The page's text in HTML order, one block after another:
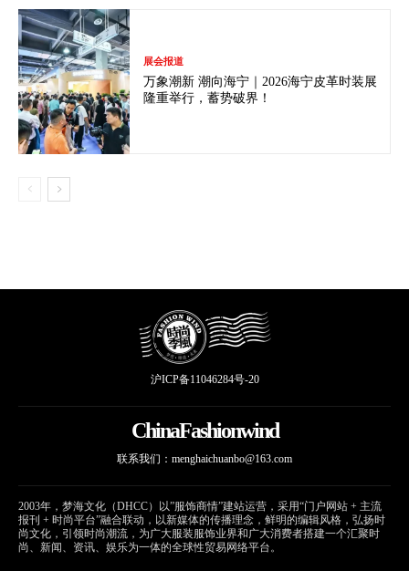
展会报道
万象潮新 潮向海宁｜2026海宁皮革时装展
隆重举行，蓄势破界！
沪ICP备11046284号-20
ChinaFashionwind
联系我们： menghaichuanbo@163.com
2003年，梦海文化（DHCC）以”服饰商情”建站运营，采用“门户网站 + 主流
报刊 + 时尚平台”融合联动，以新媒体的传播理念，鲜明的编辑风格，弘扬时
尚文化，引领时尚潮流，为广大服装服饰业界和广大消费者搭建一个汇聚时
尚、新闻、资讯、娱乐为一体的全球性贸易网络平台。